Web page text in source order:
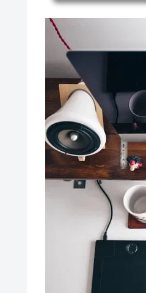
現在取